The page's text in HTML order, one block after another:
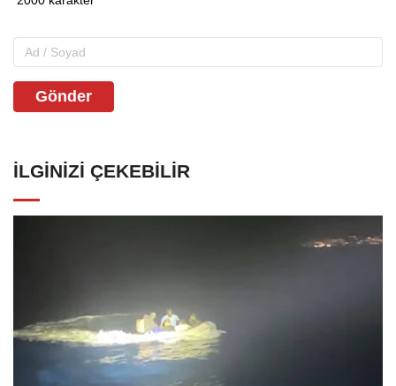
Gönder
İLGINIZI ÇEKEBILIR